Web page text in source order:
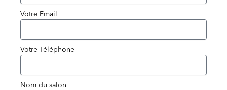
Votre Email
Votre Téléphone
Nom du salon